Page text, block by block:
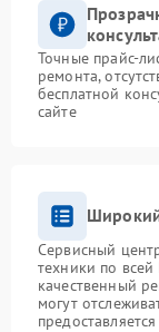
Точные прайс-
ремонта,
бесплатной
сайте
Сервисный
техники по
качественный
могут